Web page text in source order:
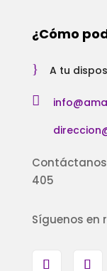
¿Cómo
} A tu

405
Síguenos en